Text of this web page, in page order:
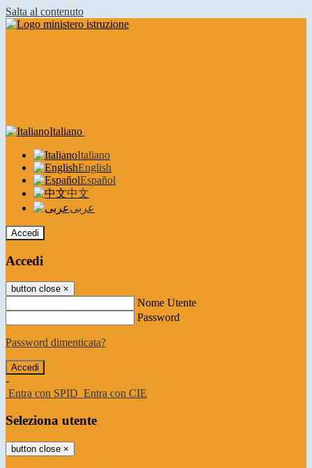
Salta al contenuto
Italiano
Italiano
English
Español
中文
عربى
Accedi
Accedi
button close ×
Nome Utente
Password
Password dimenticata?
-
Entra con SPID Entra con CIE
Seleziona utente
button close ×